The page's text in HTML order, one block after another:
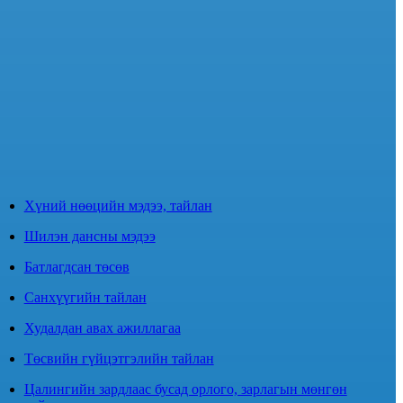
Хүний нөөцийн мэдээ, тайлан
Шилэн дансны мэдээ
Батлагдсан төсөв
Санхүүгийн тайлан
Худалдан авах ажиллагаа
Төсвийн гүйцэтгэлийн тайлан
Цалингийн зардлаас бусад орлого, зарлагын мөнгөн